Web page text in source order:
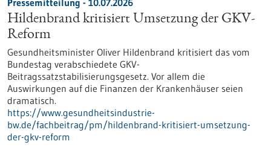
Pressemitteilung - 10.07.2026
Hildenbrand kritisiert Umsetzung der GKV-
Reform
Gesundheitsminister Oliver Hildenbrand kritisiert das vom
Bundestag verabschiedete GKV-
Beitragssatzstabilisierungsgesetz. Vor allem die
Auswirkungen auf die Finanzen der Krankenhäuser seien
dramatisch.
https://www.gesundheitsindustrie-
bw.de/fachbeitrag/pm/hildenbrand-kritisiert-umsetzung-
der-gkv-reform